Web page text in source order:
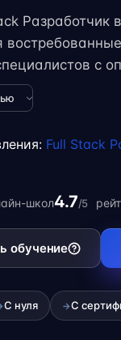
Разработчик
с
реальные
формат
Full Stack
школ4.7/5
обучение
С нуля →С